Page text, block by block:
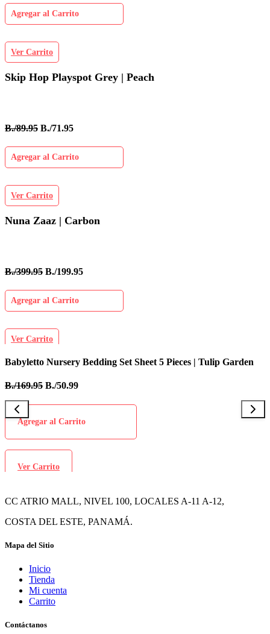
Agregar al Carrito
Ver Carrito
Skip Hop Playspot Grey | Peach
B./89.95 B./71.95
Agregar al Carrito
Ver Carrito
Nuna Zaaz | Carbon
B./399.95 B./199.95
Agregar al Carrito
Ver Carrito
Babyletto Nursery Bedding Set Sheet 5 Pieces | Tulip Garden
B./169.95 B./50.99
Agregar al Carrito
Ver Carrito
CC ATRIO MALL, NIVEL 100, LOCALES A-11 A-12,
COSTA DEL ESTE, PANAMÁ.
Mapa del Sitio
Inicio
Tienda
Mi cuenta
Carrito
Contáctanos